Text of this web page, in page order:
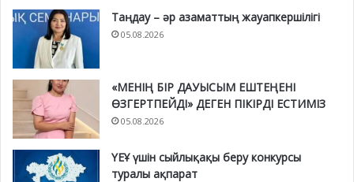
Таңдау – әр азаматтың жауапкершілігі
05.08.2026
«МЕНІҢ БІР ДАУЫСЫМ ЕШТЕҢЕНІ
ӨЗГЕРТПЕЙДІ» ДЕГЕН ПІКІРДІ ЕСТИМІЗ
05.08.2026
ҮЕҰ үшін сыйлықақы беру конкурсы
туралы ақпарат